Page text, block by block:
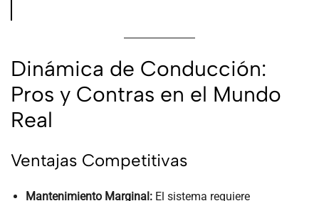
Dinámica de Conducción:
Pros y Contras en el Mundo
Real
Ventajas Competitivas
Mantenimiento Marginal:El sistema requiere